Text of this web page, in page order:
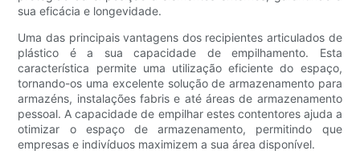
sua eficácia e longevidade.
Uma das principais vantagens dos recipientes articulados de
plástico é a sua capacidade de empilhamento. Esta
característica permite uma utilização eficiente do espaço,
tornando-os uma excelente solução de armazenamento para
armazéns, instalações fabris e até áreas de armazenamento
pessoal. A capacidade de empilhar estes contentores ajuda a
otimizar o espaço de armazenamento, permitindo que
empresas e indivíduos maximizem a sua área disponível.